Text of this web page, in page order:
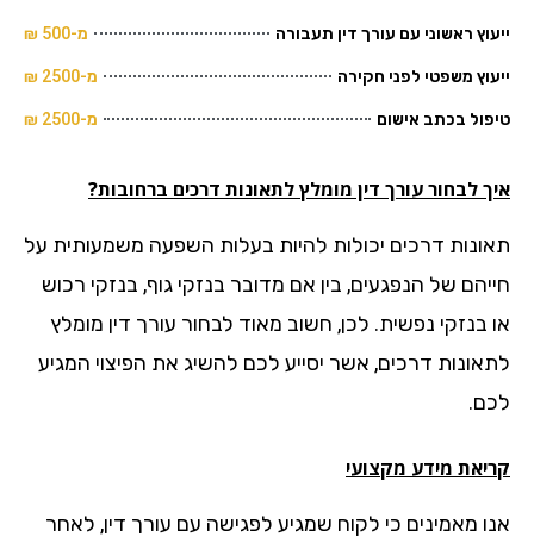
ראשוני עם עורך דין תעבורה מ-500 ₪
משפטי לפני חקירה מ-2500 ₪
בכתב אישום מ-2500 ₪
לבחור עורך דין מומלץ לתאונות דרכים ברחובות?
דרכים יכולות להיות בעלות השפעה משמעותית על
של הנפגעים, בין אם מדובר בנזקי גוף, בנזקי רכוש
בנזקי נפשית. לכן, חשוב מאוד לבחור עורך דין מומלץ
דרכים, אשר יסייע לכם להשיג את הפיצוי המגיע
מידע מקצועי
מאמינים כי לקוח שמגיע לפגישה עם עורך דין, לאחר